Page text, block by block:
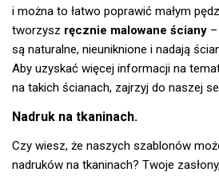
i można to łatwo poprawić małym
tworzysz ręcznie malowane ściany
są naturalne, nieuniknione i nadają
Aby uzyskać więcej informacji na
na takich ścianach, zajrzyj do naszej
Nadruk na tkaninach.
Czy wiesz, że naszych szablonów
nadruków na tkaninach? Twoje